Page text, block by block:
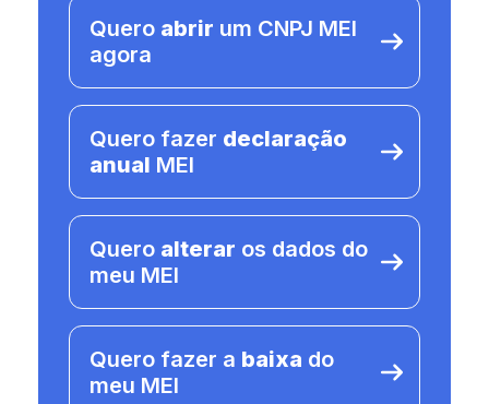
Quero abrir um CNPJ MEI
agora
Quero fazer declaração
anual MEI
Quero alterar os dados do
meu MEI
Quero fazer a baixa do
meu MEI